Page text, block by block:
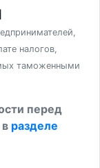
налогов,
таможенными
перед
разделе